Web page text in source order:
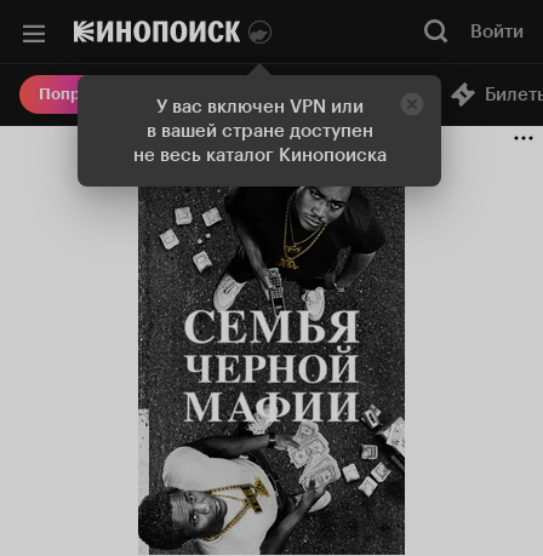
У вас включен VPN или
в вашей стране доступен
не весь каталог Кинопоиска
Войти
Попробовать Плюс Онлайн-кинотеатр